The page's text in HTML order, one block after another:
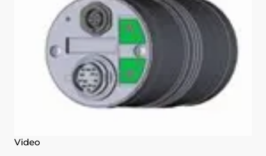
Video
kanuni ve sözleşmesel yükümlülüklerini
yerine getirmek.
3.İNTERNET SİTEMİZDE
KULLANILAN ÇEREZ TÜRLERİ
3.1.Oturum Çerezleri
Oturum çerezlerini ziyaretinizi süresince
internet sitesinin düzgün bir şekilde
çalışmasının teminini sağlamaktadır.
Sitelerimizin ve sizin, ziyaretinizde
geçici çerezlerdir, siz tarayıcınızı kapatıp